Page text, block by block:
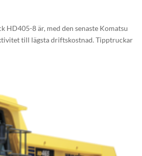
8 är, med den senaste Komatsu
till lägsta driftskostnad. Tipptruckar